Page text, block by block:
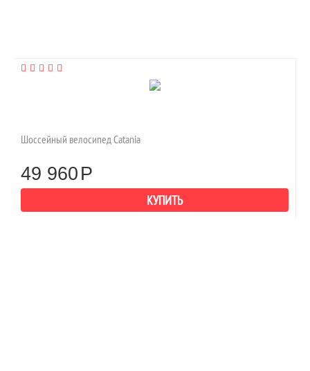
Шоссейный велосипед Catania
49 960 Р
КУПИТЬ